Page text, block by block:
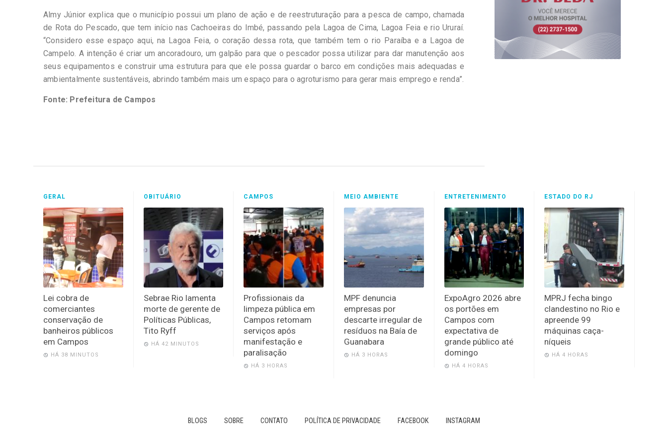
Almy Júnior explica que o município possui um plano de ação e de reestruturação para a pesca de campo, chamada
de Rota do Pescado, que tem início nas Cachoeiras do Imbé, passando pela Lagoa de Cima, Lagoa Feia e rio Ururaí.
“Considero esse espaço aqui, na Lagoa Feia, o coração dessa rota, que também tem o rio Paraíba e a Lagoa de
Campelo. A intenção é criar um ancoradouro, um galpão para que o pescador possa utilizar para dar manutenção aos
seus equipamentos e construir uma estrutura para que ele possa guardar o barco em condições mais adequadas e
ambientalmente sustentáveis, abrindo também mais um espaço para o agroturismo para gerar mais emprego e renda”.
Fonte: Prefeitura de Campos
GERAL
Lei cobra de
comerciantes
conservação de
banheiros públicos
em Campos
HÁ 38 MINUTOS
OBITUÁRIO
Sebrae Rio lamenta
morte de gerente de
Políticas Públicas,
Tito Ryff
HÁ 42 MINUTOS
CAMPOS
Profissionais da
limpeza pública em
Campos retomam
serviços após
manifestação e
paralisação
HÁ 3 HORAS
MEIO AMBIENTE
MPF denuncia
empresas por
descarte irregular de
resíduos na Baía de
Guanabara
HÁ 3 HORAS
ENTRETENIMENTO
ExpoAgro 2026 abre
os portões em
Campos com
expectativa de
grande público até
domingo
HÁ 4 HORAS
ESTADO DO RJ
MPRJ fecha bingo
clandestino no Rio e
apreende 99
máquinas caça-
níqueis
HÁ 4 HORAS
BLOGS SOBRE CONTATO POLÍTICA DE PRIVACIDADE FACEBOOK INSTAGRAM